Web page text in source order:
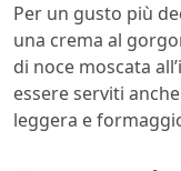
Per un gusto più
una crema al
di noce moscata
essere serviti
leggera e